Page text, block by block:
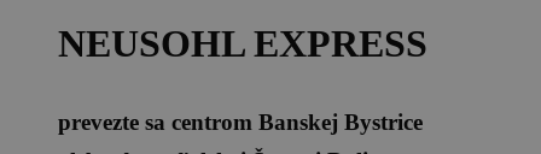
NEUSOHL EXPRESS
prevezte sa centrom Banskej Bystrice